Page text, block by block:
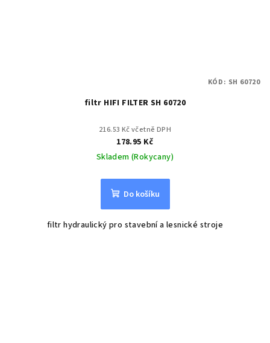
filtr HIFI FILTER SH 60720
216.53 Kč včetně DPH
178.95 Kč
Skladem (Rokycany)
Do košíku
filtr hydraulický pro stavební a lesnické stroje
KÓD: SH 60720